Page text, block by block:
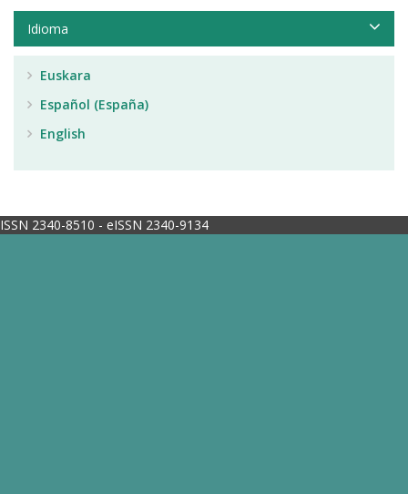
Idioma
Euskara
Español (España)
English
ISSN 2340-8510 - eISSN 2340-9134